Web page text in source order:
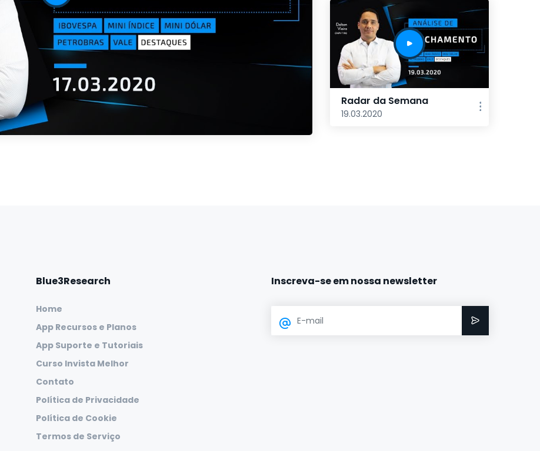
Radar da Semana
19.03.2020
Blue3Research
Home
App Recursos e Planos
App Suporte e Tutoriais
Curso Invista Melhor
Contato
Política de Privacidade
Política de Cookie
Termos de Serviço
Inscreva-se em nossa newsletter